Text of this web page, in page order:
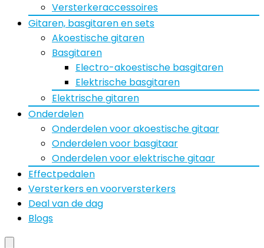
Versterkeraccessoires
Gitaren, basgitaren en sets
Akoestische gitaren
Basgitaren
Electro-akoestische basgitaren
Elektrische basgitaren
Elektrische gitaren
Onderdelen
Onderdelen voor akoestische gitaar
Onderdelen voor basgitaar
Onderdelen voor elektrische gitaar
Effectpedalen
Versterkers en voorversterkers
Deal van de dag
Blogs